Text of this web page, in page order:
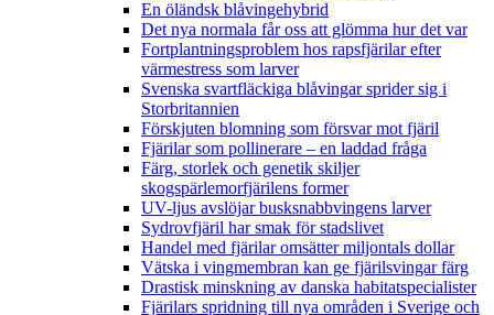
En öländsk blåvingehybrid
Det nya normala får oss att glömma hur det var
Fortplantningsproblem hos rapsfjärilar efter
värmestress som larver
Svenska svartfläckiga blåvingar sprider sig i
Storbritannien
Förskjuten blomning som försvar mot fjäril
Fjärilar som pollinerare – en laddad fråga
Färg, storlek och genetik skiljer
skogspärlemorfjärilens former
UV-ljus avslöjar busksnabbvingens larver
Sydrovfjäril har smak för stadslivet
Handel med fjärilar omsätter miljontals dollar
Vätska i vingmembran kan ge fjärilsvingar färg
Drastisk minskning av danska habitatspecialister
Fjärilars spridning till nya områden i Sverige och